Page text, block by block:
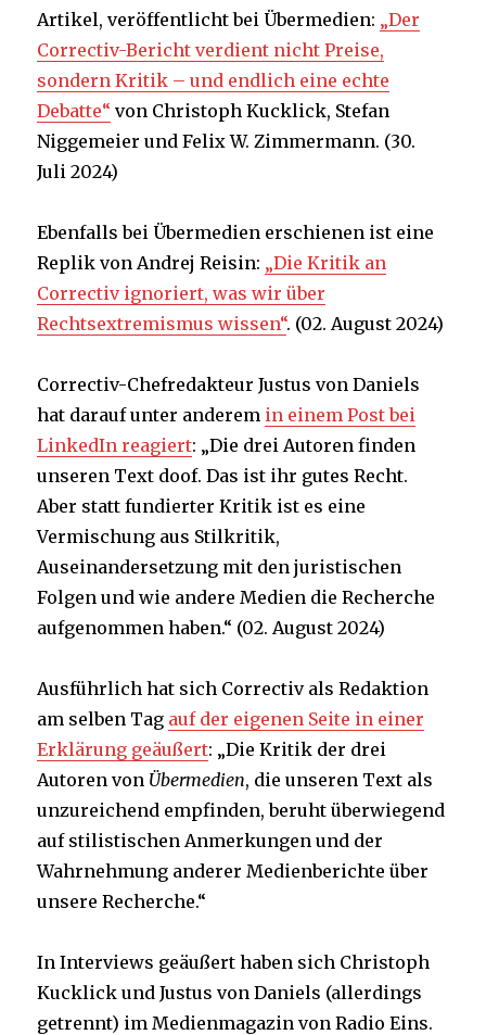
Artikel, veröffentlicht bei Übermedien: „Der
Correctiv-Bericht verdient nicht Preise,
sondern Kritik – und endlich eine echte
Debatte“ von Christoph Kucklick, Stefan
Niggemeier und Felix W. Zimmermann. (30.
Juli 2024)
Ebenfalls bei Übermedien erschienen ist eine
Replik von Andrej Reisin: „Die Kritik an
Correctiv ignoriert, was wir über
Rechtsextremismus wissen“. (02. August 2024)
Correctiv-Chefredakteur Justus von Daniels
hat darauf unter anderem in einem Post bei
LinkedIn reagiert: „Die drei Autoren finden
unseren Text doof. Das ist ihr gutes Recht.
Aber statt fundierter Kritik ist es eine
Vermischung aus Stilkritik,
Auseinandersetzung mit den juristischen
Folgen und wie andere Medien die Recherche
aufgenommen haben.“ (02. August 2024)
Ausführlich hat sich Correctiv als Redaktion
am selben Tag auf der eigenen Seite in einer
Erklärung geäußert: „Die Kritik der drei
Autoren von Übermedien, die unseren Text als
unzureichend empfinden, beruht überwiegend
auf stilistischen Anmerkungen und der
Wahrnehmung anderer Medienberichte über
unsere Recherche.“
In Interviews geäußert haben sich Christoph
Kucklick und Justus von Daniels (allerdings
getrennt) im Medienmagazin von Radio Eins.